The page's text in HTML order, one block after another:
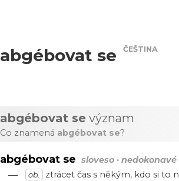
abgébovat se ČEŠTINA
abgébovat se význam
Co znamená abgébovat se?
abgébovat se sloveso ·
— ob. ztrácet čas s někým, kdo si to